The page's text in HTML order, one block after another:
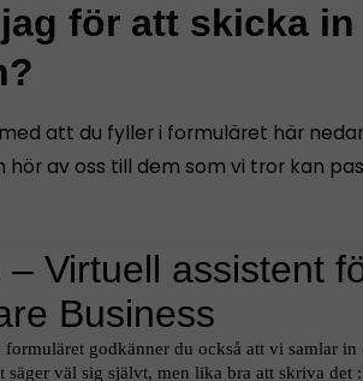
för att skicka in
att du fyller i formuläret här
hör av oss till dem som vi tror kan